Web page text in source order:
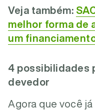
Veja também:
melhor forma de
um
4 possibilidades
devedor
Agora que você